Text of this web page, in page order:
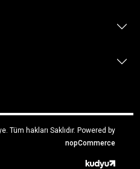
Tüm hakları Saklıdır. Powered by
nopCommerce